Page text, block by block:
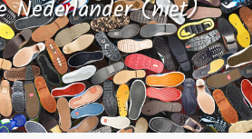
Nederlander (niet)